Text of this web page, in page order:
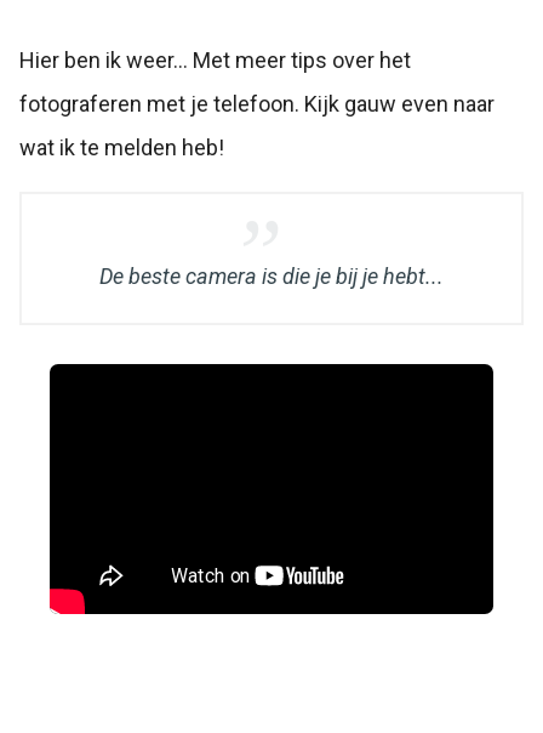
Hier ben ik weer... Met meer tips over het
fotograferen met je telefoon. Kijk gauw even naar
wat ik te melden heb!
De beste camera is die je bij je hebt...